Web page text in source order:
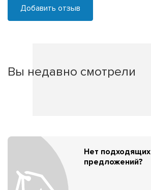
Добавить отзыв
Вы недавно смотрели
Нет подходящих
предложений?